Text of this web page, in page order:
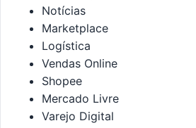
Notícias
Marketplace
Logística
Vendas Online
Shopee
Mercado Livre
Varejo Digital